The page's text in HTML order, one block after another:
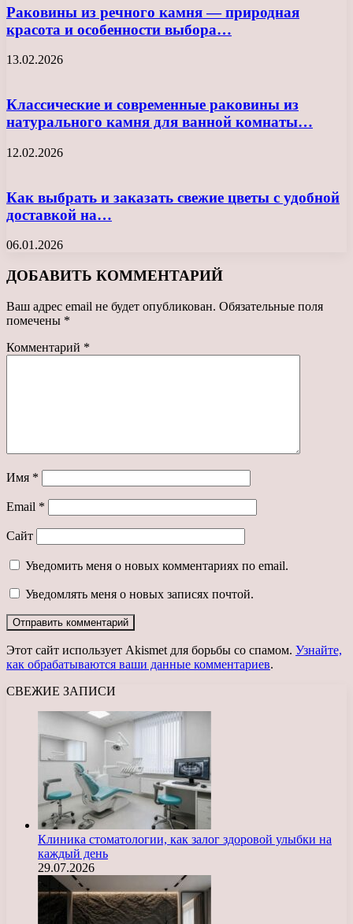
Раковины из речного камня — природная
красота и особенности выбора…
13.02.2026
Классические и современные раковины из
натурального камня для ванной комнаты…
12.02.2026
Как выбрать и заказать свежие цветы с удобной
доставкой на…
06.01.2026
ДОБАВИТЬ КОММЕНТАРИЙ
Ваш адрес email не будет опубликован. Обязательные поля
помечены *
Комментарий *
Имя *
Email *
Сайт
Уведомить меня о новых комментариях по email.
Уведомлять меня о новых записях почтой.
Этот сайт использует Akismet для борьбы со спамом. Узнайте,
как обрабатываются ваши данные комментариев.
СВЕЖИЕ ЗАПИСИ
Клиника стоматологии, как залог здоровой улыбки на
каждый день
29.07.2026